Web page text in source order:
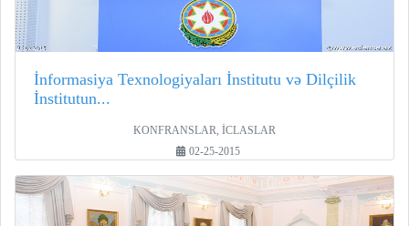
İnformasiya Texnologiyaları İnstitutu və Dilçilik
İnstitutun...
KONFRANSLAR, İCLASLAR
02-25-2015